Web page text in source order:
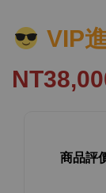
VIP
商品評